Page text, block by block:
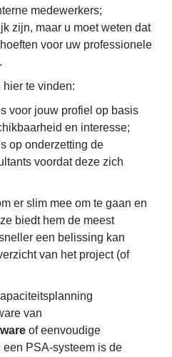
medewerkers;
zijn, maar u moet weten dat
voor uw professionele
te vinden:
voor jouw profiel op basis
en interesse;
op onderzetting de
voordat deze zich
er slim mee om te gaan en
biedt hem de meest
een belissing kan
van het project (of
van
of eenvoudige
PSA-systeem is de